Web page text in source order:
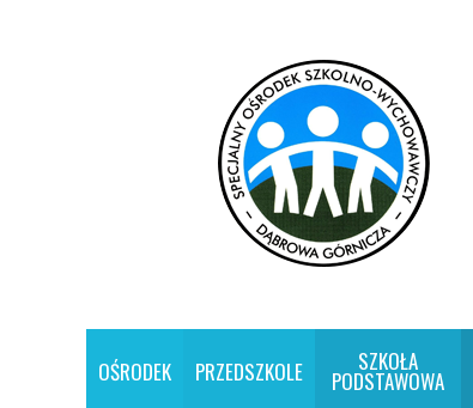
OŚRODEK PRZEDSZKOLE SZKOŁA
PODSTAWOWA